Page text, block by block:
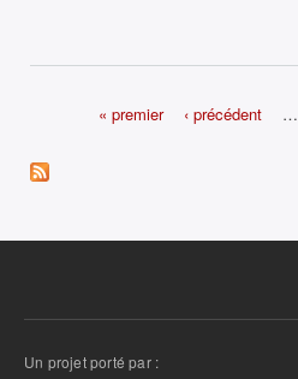
« premier ‹ précédent …
Un projet porté par :